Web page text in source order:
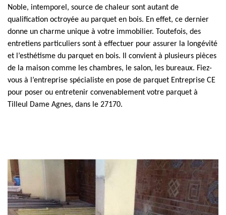
Noble, intemporel, source de chaleur sont autant de
qualification octroyée au parquet en bois. En effet, ce dernier
donne un charme unique à votre immobilier. Toutefois, des
entretiens particuliers sont à effectuer pour assurer la longévité
et l’esthétisme du parquet en bois. Il convient à plusieurs pièces
de la maison comme les chambres, le salon, les bureaux. Fiez-
vous à l’entreprise spécialiste en pose de parquet Entreprise CE
pour poser ou entretenir convenablement votre parquet à
Tilleul Dame Agnes, dans le 27170.